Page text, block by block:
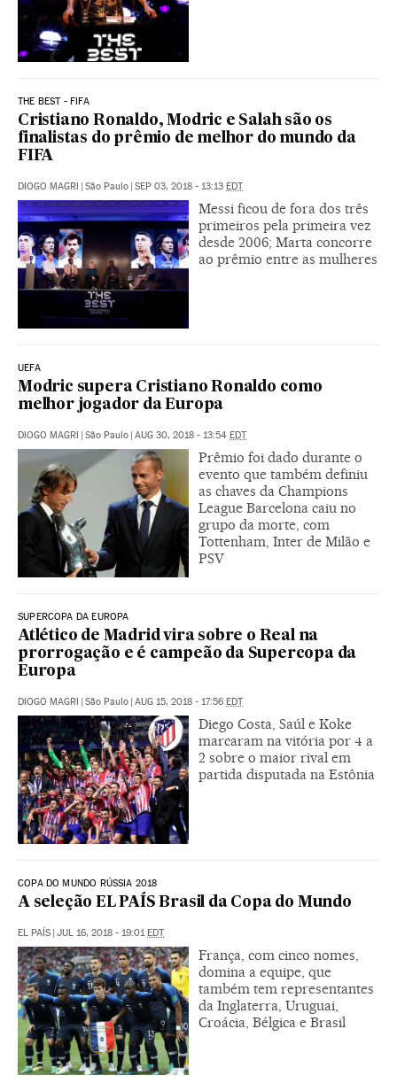
THE BEST - FIFA
Cristiano Ronaldo, Modric e Salah são os
finalistas do prêmio de melhor do mundo da
FIFA
DIOGO MAGRI São Paulo SEP 03, 2018 - 13:13 EDT
Messi ficou de fora dos três
primeiros pela primeira vez
desde 2006; Marta concorre
ao prêmio entre as mulheres
UEFA
Modric supera Cristiano Ronaldo como
melhor jogador da Europa
DIOGO MAGRI | São Paulo | AUG 30, 2018 - 13:54 EDT
Prêmio foi dado durante o
evento que também definiu
as chaves da Champions
League Barcelona caiu no
grupo da morte, com
Tottenham, Inter de Milão e
PSV
SUPERCOPA DA EUROPA
Atlético de Madrid vira sobre o Real na
prorrogação e é campeão da Supercopa da
Europa
DIOGO MAGRI | São Paulo | AUG 15, 2018 - 17:56 EDT
Diego Costa, Saúl e Koke
marcaram na vitória por 4 a
2 sobre o maior rival em
partida disputada na Estônia
COPA DO MUNDO RÚSSIA 2018
A seleção EL PAÍS Brasil da Copa do Mundo
EL PAÍS | JUL 16, 2018 - 19:01EDT
França, com cinco nomes,
domina a equipe, que
também tem representantes
da Inglaterra, Uruguai,
Croácia, Bélgica e Brasil